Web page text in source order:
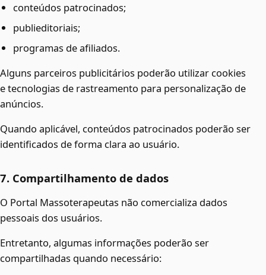
conteúdos patrocinados;
publieditoriais;
programas de afiliados.
Alguns parceiros publicitários poderão utilizar cookies
e tecnologias de rastreamento para personalização de
anúncios.
Quando aplicável, conteúdos patrocinados poderão ser
identificados de forma clara ao usuário.
7. Compartilhamento de dados
O Portal Massoterapeutas não comercializa dados
pessoais dos usuários.
Entretanto, algumas informações poderão ser
compartilhadas quando necessário: